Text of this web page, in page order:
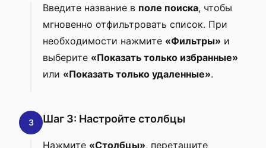
Введите название в поле поиска, чтобы
мгновенно отфильтровать список. При
необходимости нажмите «Фильтры» и
выберите «Показать только избранные»
или «Показать только удаленные».
3 Шаг 3: Настройте столбцы
Нажмите «Столбцы», перетащите